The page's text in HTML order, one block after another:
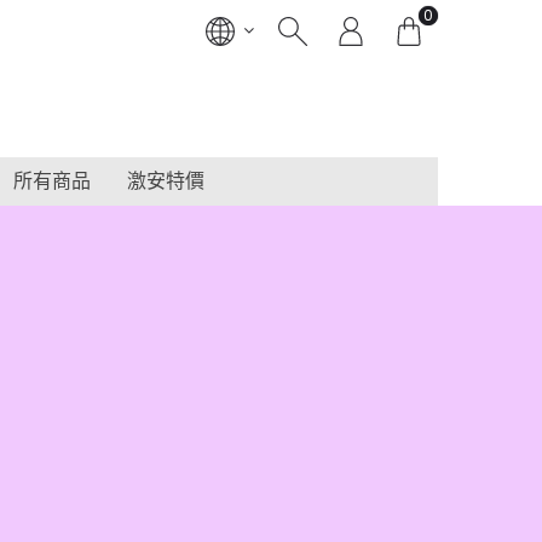
0
所有商品 激安特價